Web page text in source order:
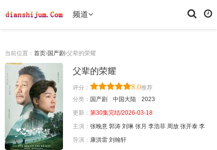
频道
当前位置： 首页 国产剧 父辈的荣耀
父辈的荣耀
评分： 8.0推荐
分类： 国产剧 中国大陆
2023
更新： 第30集完结/2026-03-18
主演： 张晚意 郭涛 刘琳 张月 李浩菲 周放 张开泰 李
导演： 康洪雷 刘翰轩